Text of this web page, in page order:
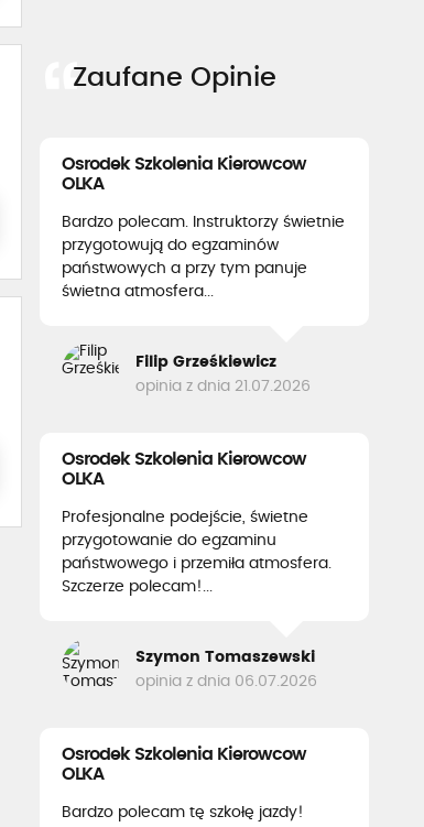
Zaufane Opinie
Osrodek Szkolenia Kierowcow
OLKA
Bardzo polecam. Instruktorzy świetnie
przygotowują do egzaminów
państwowych a przy tym panuje
świetna atmosfera...
Filip Grześkiewicz
opinia z dnia 21.07.2026
Osrodek Szkolenia Kierowcow
OLKA
Profesjonalne podejście, świetne
przygotowanie do egzaminu
państwowego i przemiła atmosfera.
Szczerze polecam!...
Szymon Tomaszewski
opinia z dnia 06.07.2026
Osrodek Szkolenia Kierowcow
OLKA
Bardzo polecam tę szkołę jazdy!